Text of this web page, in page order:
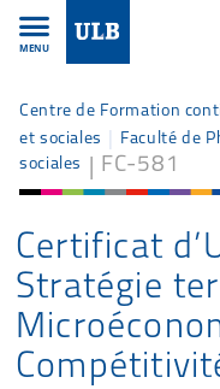
MENU
Centre de Formation
et sociales
Faculté de
sociales
FC-581
Certificat
Stratégie